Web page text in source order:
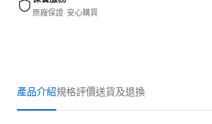
原廠保證 · 安心購買
產品介紹規格評價送貨及退換